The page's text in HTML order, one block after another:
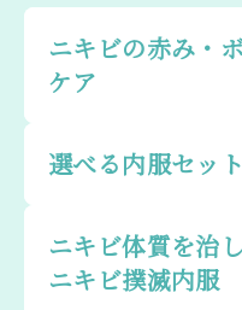
ニキビの赤み・
ケア
選べる内服セット
ニキビ体質を治
ニキビ撲滅内服